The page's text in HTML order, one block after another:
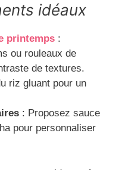
idéaux
printemps :
ou rouleaux de
de textures.
riz gluant pour un
: Proposez sauce
pour personnaliser